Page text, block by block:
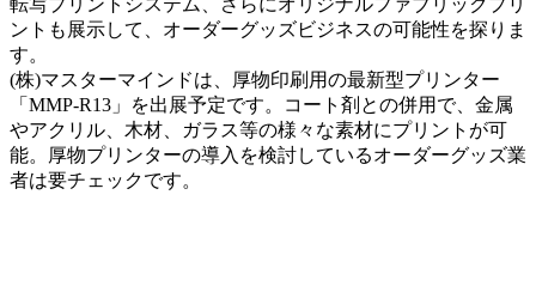
転写プリントシステム、さらにオリジナルファブリックプリ
ントも展示して、オーダーグッズビジネスの可能性を探りま
す。
(株)マスターマインドは、厚物印刷用の最新型プリンター
「MMP-R13」を出展予定です。コート剤との併用で、金属
やアクリル、木材、ガラス等の様々な素材にプリントが可
能。厚物プリンターの導入を検討しているオーダーグッズ業
者は要チェックです。